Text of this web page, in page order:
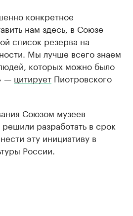
конкретное
нам здесь, в Союзе
список резерва на
Мы лучше всего знаем
которых можно было
— цитирует Пиотровского
Союзом музеев
разработать в срок
эту инициативу в
России.